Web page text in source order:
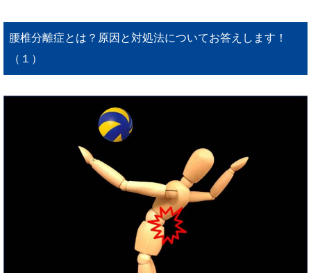
腰椎分離症とは？原因と対処法についてお答えします！
（１）